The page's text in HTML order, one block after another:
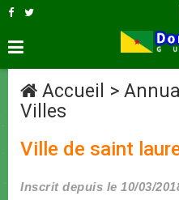
Accueil >
Villes
Ville de saint
Inscrit depuis le 10/03/